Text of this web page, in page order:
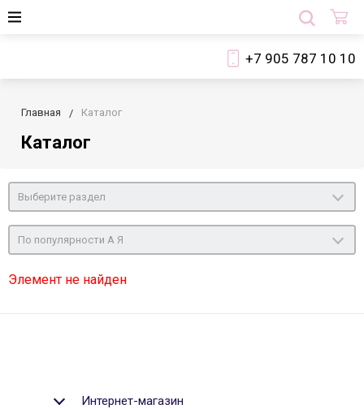
+7 905 787 10 10
Главная Каталог
Каталог
Выберите раздел
По популярности А Я
Элемент не найден
Интернет-магазин